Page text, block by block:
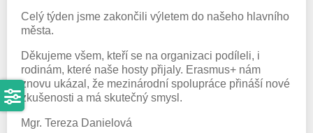
Celý týden jsme zakončili výletem do našeho hlavního
města.
Děkujeme všem, kteří se na organizaci podíleli, i
rodinám, které naše hosty přijaly. Erasmus+ nám
znovu ukázal, že mezinárodní spolupráce přináší nové
zkušenosti a má skutečný smysl.
Mgr. Tereza Danielová